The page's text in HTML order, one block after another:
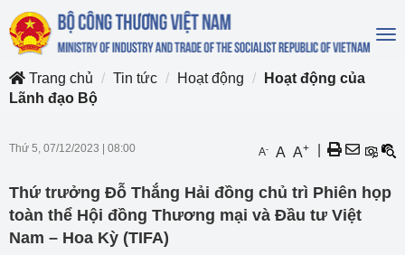
Trang chủ
Tin tức Hoạt động
Hoạt động của
Lãnh đạo Bộ
Thứ 5, 07/12/2023 08:00 A- A A+
Thứ trưởng Đỗ Thắng Hải đồng chủ trì Phiên họp
toàn thể Hội đồng Thương mại và Đầu tư Việt
Nam – Hoa Kỳ (TIFA)